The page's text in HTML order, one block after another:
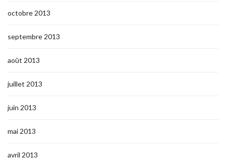
octobre 2013
septembre 2013
août 2013
juillet 2013
juin 2013
mai 2013
avril 2013